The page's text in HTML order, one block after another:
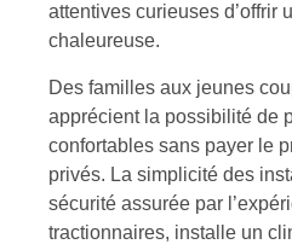
attentives curieuses d’offrir
chaleureuse.
Des familles aux jeunes
apprécient la possibilité de
confortables sans payer le
privés. La simplicité des
sécurité assurée par
tractionnaires, installe un